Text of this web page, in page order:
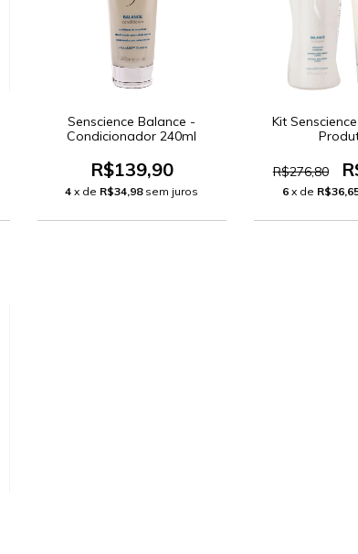
Senscience Balance -
Condicionador 240ml
R$139,90
4 x de R$34,98 sem juros
Kit
R$276,80
6 x de